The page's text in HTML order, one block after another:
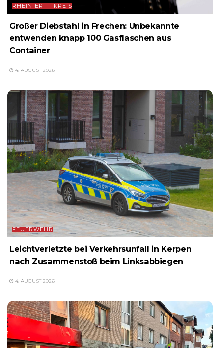
RHEIN-ERFT-KREIS
Großer Diebstahl in Frechen: Unbekannte
entwenden knapp 100 Gasflaschen aus
Container
4. AUGUST 2026
FEUERWEHR
Leichtverletzte bei Verkehrsunfall in Kerpen
nach Zusammenstoß beim Linksabbiegen
4. AUGUST 2026